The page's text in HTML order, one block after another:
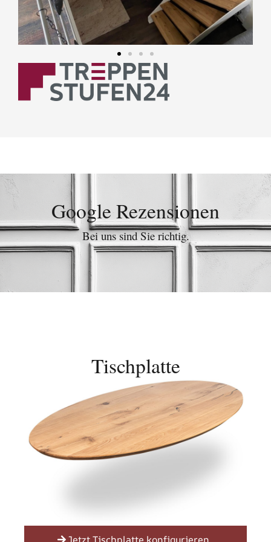
Google Rezensionen
Bei uns sind Sie richtig.
Tischplatte